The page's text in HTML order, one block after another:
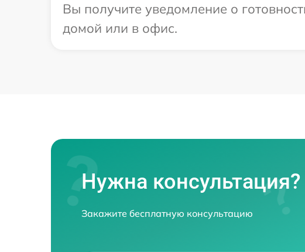
Вы получите уведомление о
домой или в офис.
Нужна консультация?
Закажите бесплатную консультацию